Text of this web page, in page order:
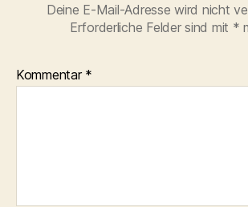
Deine E-Mail-Adresse wird nicht
Erforderliche Felder sind mit *
Kommentar *